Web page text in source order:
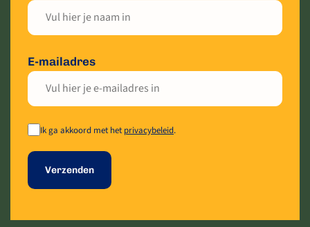
E-mailadres
Ik ga akkoord met hetprivacybeleid.